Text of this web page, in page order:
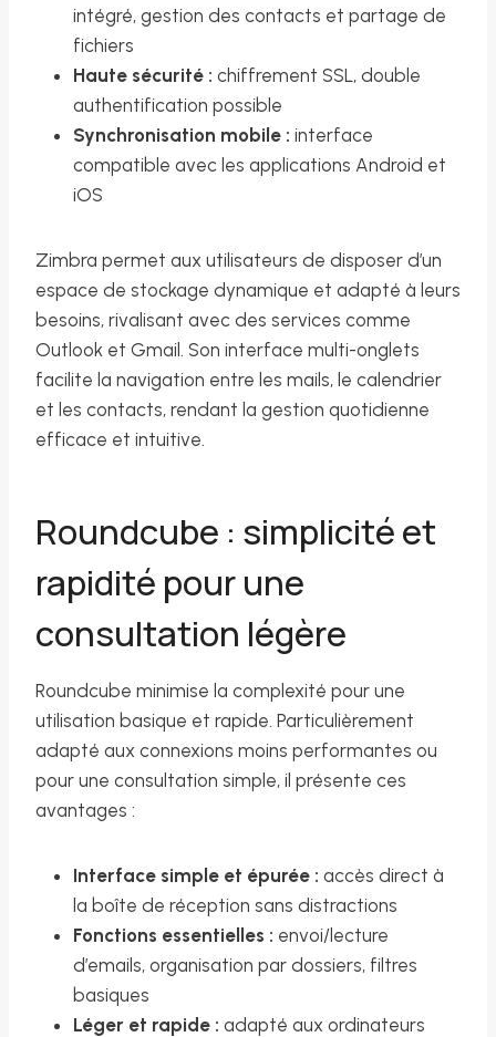
intégré, gestion des contacts et partage de
fichiers
Haute sécurité : chiffrement SSL, double
authentification possible
Synchronisation mobile : interface
compatible avec les applications Android et
iOS
Zimbra permet aux utilisateurs de disposer d’un
espace de stockage dynamique et adapté à leurs
besoins, rivalisant avec des services comme
Outlook et Gmail. Son interface multi-onglets
facilite la navigation entre les mails, le calendrier
et les contacts, rendant la gestion quotidienne
efficace et intuitive.
Roundcube : simplicité et
rapidité pour une
consultation légère
Roundcube minimise la complexité pour une
utilisation basique et rapide. Particulièrement
adapté aux connexions moins performantes ou
pour une consultation simple, il présente ces
avantages :
Interface simple et épurée : accès direct à
la boîte de réception sans distractions
Fonctions essentielles : envoi/lecture
d’emails, organisation par dossiers, filtres
basiques
Léger et rapide : adapté aux ordinateurs